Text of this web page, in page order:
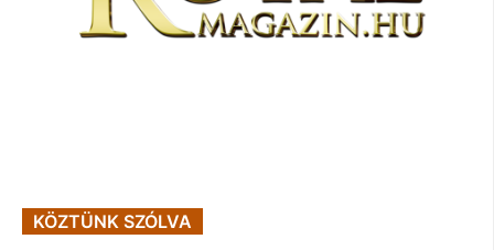
KÖZTÜNK SZÓLVA